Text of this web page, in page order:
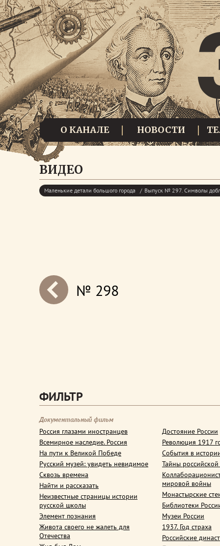
О КАНАЛЕ НОВОСТИ
ВИДЕО
Маленькие детали большого города Выпуск № 297. Символы
next№ 298
ФИЛЬТР
Документальный фильм
Россия глазами иностранцев
Всемирное наследие. Россия
На пути к Великой Победе
Русский музей: увидеть невидимое
Сквозь времена
Найти и рассказать
Неизвестные страницы истории
русской школы
Элемент познания
Живота своего не жалеть для
Отечества
Достояние России
Революция 1917
События в
Тайны
мировой войны
Монастырские
Библиотеки
Музеи России
1937. Год страха
Российские